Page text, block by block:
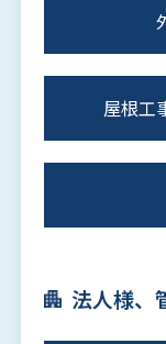
屋根工
法人様、